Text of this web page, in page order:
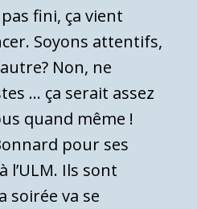
fini, ça vient
Soyons attentifs,
Non, ne
… ça serait assez
quand même !
pour ses
l’ULM. Ils sont
soirée va se